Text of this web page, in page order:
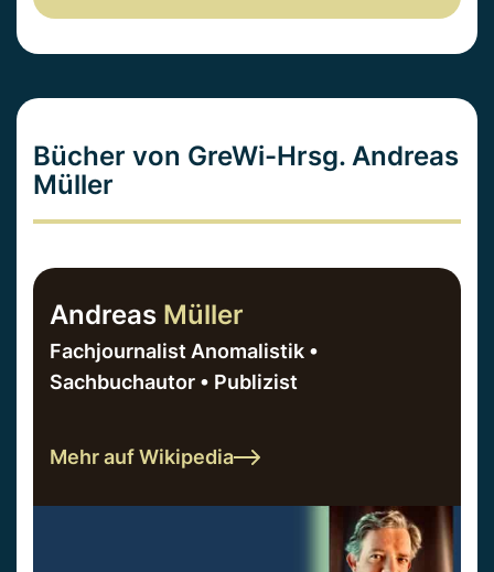
Bücher von GreWi-Hrsg. Andreas
Müller
Andreas Müller
Fachjournalist Anomalistik •
Sachbuchautor • Publizist
Mehr auf Wikipedia